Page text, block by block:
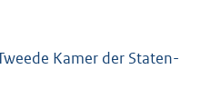
b
Kamer der Staten-